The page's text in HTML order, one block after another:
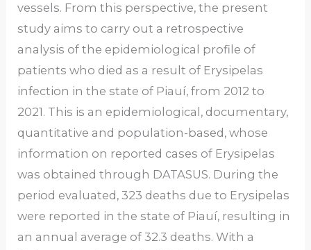
vessels. From this perspective, the present
study aims to carry out a retrospective
analysis of the epidemiological profile of
patients who died as a result of Erysipelas
infection in the state of Piauí, from 2012 to
2021. This is an epidemiological, documentary,
quantitative and population-based, whose
information on reported cases of Erysipelas
was obtained through DATASUS. During the
period evaluated, 323 deaths due to Erysipelas
were reported in the state of Piauí, resulting in
an annual average of 32.3 deaths. With a